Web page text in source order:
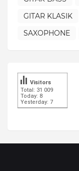
GITAR KLASIK
SAXOPHONE
Total: 31 009
Today: 8
Yesterday: 7
Visitors